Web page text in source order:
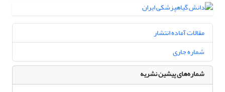
مقالات آماده انتشار
شماره جاری
شماره‌های پیشین نشریه